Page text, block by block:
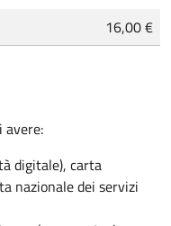
16,00 €
avere:
digitale), carta
nazionale dei servizi